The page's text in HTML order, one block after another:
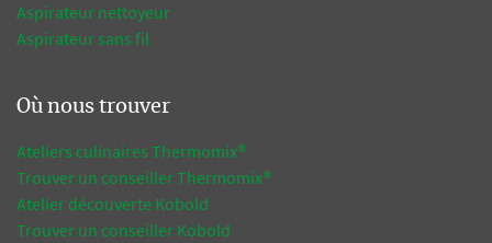
Aspirateur nettoyeur
Aspirateur sans fil
Où nous trouver
Ateliers culinaires Thermomix®
Trouver un conseiller Thermomix®
Atelier découverte Kobold
Trouver un conseiller Kobold